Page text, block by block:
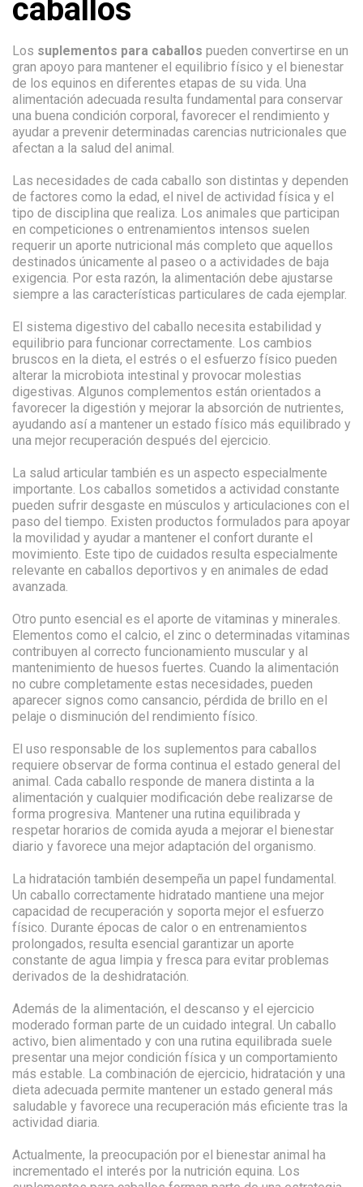
caballos
Los suplementos para caballos pueden convertirse en un
gran apoyo para mantener el equilibrio físico y el bienestar
de los equinos en diferentes etapas de su vida. Una
alimentación adecuada resulta fundamental para conservar
una buena condición corporal, favorecer el rendimiento y
ayudar a prevenir determinadas carencias nutricionales que
afectan a la salud del animal.
Las necesidades de cada caballo son distintas y dependen
de factores como la edad, el nivel de actividad física y el
tipo de disciplina que realiza. Los animales que participan
en competiciones o entrenamientos intensos suelen
requerir un aporte nutricional más completo que aquellos
destinados únicamente al paseo o a actividades de baja
exigencia. Por esta razón, la alimentación debe ajustarse
siempre a las características particulares de cada ejemplar.
El sistema digestivo del caballo necesita estabilidad y
equilibrio para funcionar correctamente. Los cambios
bruscos en la dieta, el estrés o el esfuerzo físico pueden
alterar la microbiota intestinal y provocar molestias
digestivas. Algunos complementos están orientados a
favorecer la digestión y mejorar la absorción de nutrientes,
ayudando así a mantener un estado físico más equilibrado y
una mejor recuperación después del ejercicio.
La salud articular también es un aspecto especialmente
importante. Los caballos sometidos a actividad constante
pueden sufrir desgaste en músculos y articulaciones con el
paso del tiempo. Existen productos formulados para apoyar
la movilidad y ayudar a mantener el confort durante el
movimiento. Este tipo de cuidados resulta especialmente
relevante en caballos deportivos y en animales de edad
avanzada.
Otro punto esencial es el aporte de vitaminas y minerales.
Elementos como el calcio, el zinc o determinadas vitaminas
contribuyen al correcto funcionamiento muscular y al
mantenimiento de huesos fuertes. Cuando la alimentación
no cubre completamente estas necesidades, pueden
aparecer signos como cansancio, pérdida de brillo en el
pelaje o disminución del rendimiento físico.
El uso responsable de los suplementos para caballos
requiere observar de forma continua el estado general del
animal. Cada caballo responde de manera distinta a la
alimentación y cualquier modificación debe realizarse de
forma progresiva. Mantener una rutina equilibrada y
respetar horarios de comida ayuda a mejorar el bienestar
diario y favorece una mejor adaptación del organismo.
La hidratación también desempeña un papel fundamental.
Un caballo correctamente hidratado mantiene una mejor
capacidad de recuperación y soporta mejor el esfuerzo
físico. Durante épocas de calor o en entrenamientos
prolongados, resulta esencial garantizar un aporte
constante de agua limpia y fresca para evitar problemas
derivados de la deshidratación.
Además de la alimentación, el descanso y el ejercicio
moderado forman parte de un cuidado integral. Un caballo
activo, bien alimentado y con una rutina equilibrada suele
presentar una mejor condición física y un comportamiento
más estable. La combinación de ejercicio, hidratación y una
dieta adecuada permite mantener un estado general más
saludable y favorece una recuperación más eficiente tras la
actividad diaria.
Actualmente, la preocupación por el bienestar animal ha
incrementado el interés por la nutrición equina. Los